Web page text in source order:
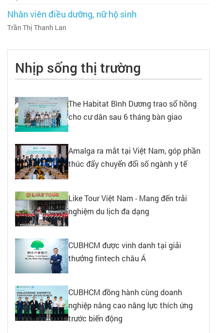
Nhân viên điều dưỡng, nữ hộ sinh
Trần Thị Thanh Lan
Nhịp sống thị trường
The Habitat Bình Dương trao sổ hồng
cho cư dân sau 6 tháng bàn giao
Amalga ra mắt tại Việt Nam, góp phần
thúc đẩy chuyển đổi số ngành y tế
Like Tour Việt Nam - Mang đến trải
nghiệm du lịch đa dạng
CUBHCM được vinh danh tại giải
thưởng fintech châu Á
CUBHCM đồng hành cùng doanh
nghiệp nâng cao năng lực thích ứng
trước biến động